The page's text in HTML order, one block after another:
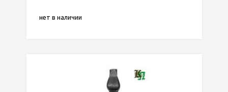
нет в наличии